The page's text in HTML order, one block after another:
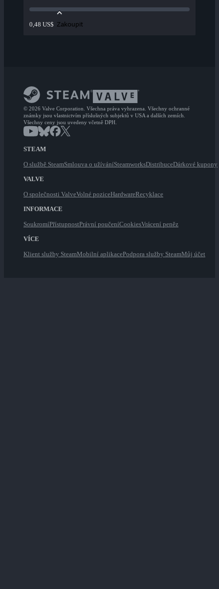
0,48 US$ Zakoupit
© 2026 Valve Corporation. Všechna práva vyhrazena. Všechny ochranné
známky jsou vlastnictvím příslušných subjektů v USA a dalších zemích.
Všechny ceny jsou uvedeny včetně DPH.
STEAM
O službě SteamSmlouva o užíváníSteamworksDistribuceDárkové kupony
VALVE
O společnosti ValveVolné poziceHardwareRecyklace
INFORMACE
SoukromíPřístupnostPrávní poučeníCookiesVrácení peněz
VÍCE
Klient služby SteamMobilní aplikacePodpora služby SteamMůj účet